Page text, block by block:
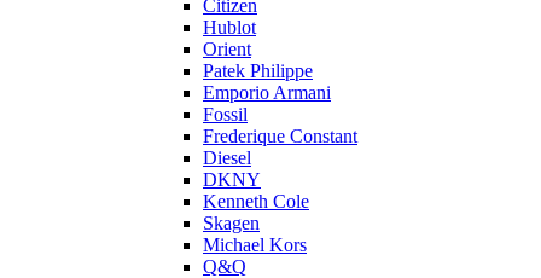
Citizen
Hublot
Orient
Patek Philippe
Emporio Armani
Fossil
Frederique Constant
Diesel
DKNY
Kenneth Cole
Skagen
Michael Kors
Q&Q